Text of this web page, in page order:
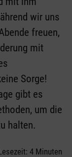
wir uns
freuen,
mit
Sorge!
gibt es
um die
halten.
4 Minuten